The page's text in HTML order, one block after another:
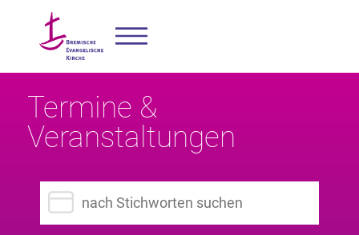
Termine &
Veranstaltungen
Suchbegriff eingeben